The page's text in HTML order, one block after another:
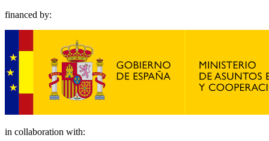
financed by:
in collaboration with: